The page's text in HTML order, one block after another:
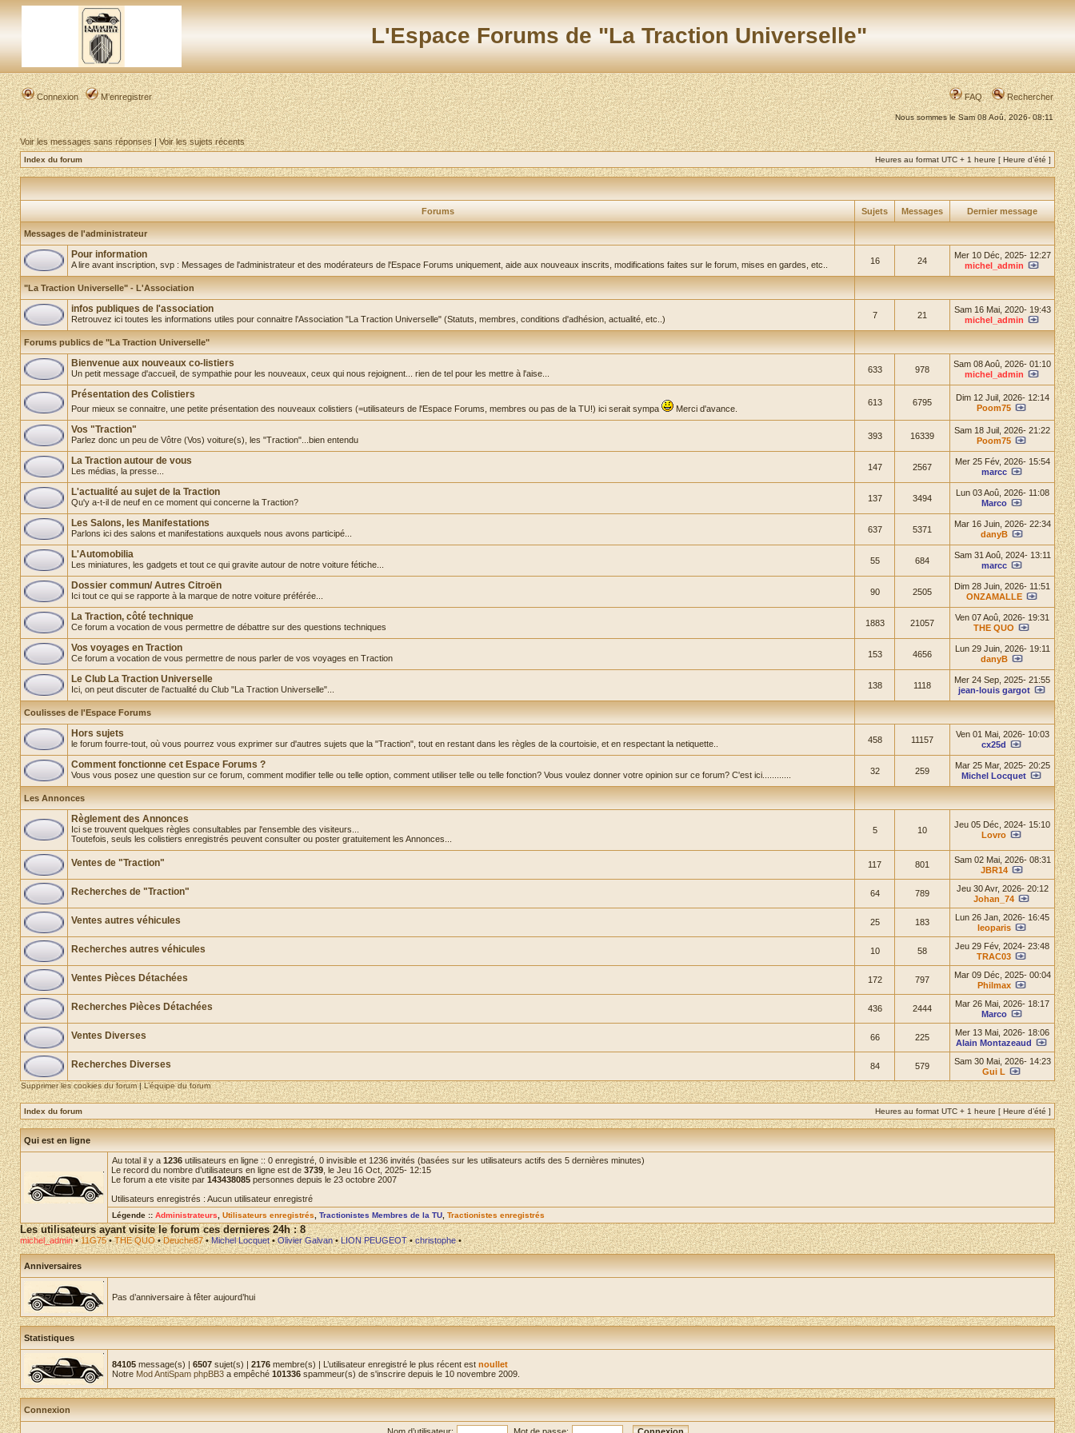
L'Espace Forums de "La Traction Universelle"
Connexion M’enregistrer FAQ Rechercher
Nous sommes le Sam 08 Aoû, 2026- 08:11
Voir les messages sans réponses|Voir les sujets récents
Index du forum Heures au format UTC + 1 heure [ Heure d’été ]
Forums Sujets Messages Dernier message
Messages de l'administrateur
Pour information
A lire avant inscription, svp : Messages de l'administrateur et des modérateurs de l'Espace Forums uniquement, aide aux nouveaux inscrits, modifications faites sur le forum, mises en gardes, etc.. 16 24
Mer 10 Déc, 2025- 12:27
michel_admin
"La Traction Universelle" - L'Association
infos publiques de l'association
Retrouvez ici toutes les informations utiles pour connaitre l'Association "La Traction Universelle" (Statuts, membres, conditions d'adhésion, actualité, etc..) 7 21
Sam 16 Mai, 2020- 19:43
michel_admin
Forums publics de "La Traction Universelle"
Bienvenue aux nouveaux co-listiers
Un petit message d'accueil, de sympathie pour les nouveaux, ceux qui nous rejoignent... rien de tel pour les mettre à l'aise... 633 978
Sam 08 Aoû, 2026- 01:10
michel_admin
Présentation des Colistiers
Pour mieux se connaitre, une petite présentation des nouveaux colistiers (=utilisateurs de l'Espace Forums, membres ou pas de la TU!) ici serait sympa Merci d'avance.
613 6795
Dim 12 Juil, 2026- 12:14
Poom75
Vos "Traction"
Parlez donc un peu de Vôtre (Vos) voiture(s), les "Traction"...bien entendu 393 16339
Sam 18 Juil, 2026- 21:22
Poom75
La Traction autour de vous
Les médias, la presse... 147 2567
Mer 25 Fév, 2026- 15:54
marcc
L'actualité au sujet de la Traction
Qu'y a-t-il de neuf en ce moment qui concerne la Traction? 137 3494
Lun 03 Aoû, 2026- 11:08
Marco
Les Salons, les Manifestations
Parlons ici des salons et manifestations auxquels nous avons participé... 637 5371
Mar 16 Juin, 2026- 22:34
danyB
L'Automobilia
Les miniatures, les gadgets et tout ce qui gravite autour de notre voiture fétiche... 55 684
Sam 31 Aoû, 2024- 13:11
marcc
Dossier commun/ Autres Citroën
Ici tout ce qui se rapporte à la marque de notre voiture préférée... 90 2505
Dim 28 Juin, 2026- 11:51
ONZAMALLE
La Traction, côté technique
Ce forum a vocation de vous permettre de débattre sur des questions techniques 1883 21057
Ven 07 Aoû, 2026- 19:31
THE QUO
Vos voyages en Traction
Ce forum a vocation de vous permettre de nous parler de vos voyages en Traction 153 4656
Lun 29 Juin, 2026- 19:11
danyB
Le Club La Traction Universelle
Ici, on peut discuter de l'actualité du Club "La Traction Universelle"... 138 1118
Mer 24 Sep, 2025- 21:55
jean-louis gargot
Coulisses de l'Espace Forums
Hors sujets
le forum fourre-tout, où vous pourrez vous exprimer sur d'autres sujets que la "Traction", tout en restant dans les règles de la courtoisie, et en respectant la netiquette.. 458 11157
Ven 01 Mai, 2026- 10:03
cx25d
Comment fonctionne cet Espace Forums ?
Vous vous posez une question sur ce forum, comment modifier telle ou telle option, comment utiliser telle ou telle fonction? Vous voulez donner votre opinion sur ce forum? C'est ici............ 32 259
Mar 25 Mar, 2025- 20:25
Michel Locquet
Les Annonces
Règlement des Annonces
Ici se trouvent quelques règles consultables par l'ensemble des visiteurs...
Toutefois, seuls les colistiers enregistrés peuvent consulter ou poster gratuitement les Annonces...
5 10
Jeu 05 Déc, 2024- 15:10
Lovro
Ventes de "Traction" 117 801
Sam 02 Mai, 2026- 08:31
JBR14
Recherches de "Traction" 64 789
Jeu 30 Avr, 2026- 20:12
Johan_74
Ventes autres véhicules 25 183
Lun 26 Jan, 2026- 16:45
leoparis
Recherches autres véhicules 10 58
Jeu 29 Fév, 2024- 23:48
TRAC03
Ventes Pièces Détachées 172 797
Mar 09 Déc, 2025- 00:04
Philmax
Recherches Pièces Détachées 436 2444
Mar 26 Mai, 2026- 18:17
Marco
Ventes Diverses 66 225
Mer 13 Mai, 2026- 18:06
Alain Montazeaud
Recherches Diverses 84 579
Sam 30 Mai, 2026- 14:23
Gui L
Supprimer les cookies du forum|L’équipe du forum
Index du forum Heures au format UTC + 1 heure [ Heure d’été ]
Qui est en ligne
Au total il y a 1236 utilisateurs en ligne :: 0 enregistré, 0 invisible et 1236 invités (basées sur les utilisateurs actifs des 5 dernières minutes)
Le record du nombre d’utilisateurs en ligne est de 3739 , le Jeu 16 Oct, 2025- 12:15
Le forum a ete visite par 143438085 personnes depuis le 23 octobre 2007
Utilisateurs enregistrés : Aucun utilisateur enregistré
Légende :: Administrateurs Utilisateurs enregistrés Tractionistes Membres de la TU Tractionistes enregistrés
Les utilisateurs ayant visite le forum ces dernieres 24h : 8
michel_admin•11G75•THE QUO•Deuche87•Michel Locquet•Olivier Galvan•LION PEUGEOT•christophe•
Anniversaires
Pas d’anniversaire à fêter aujourd’hui
Statistiques
84105 message(s) | 6507 sujet(s) | 2176 membre(s) | L’utilisateur enregistré le plus récent est noullet
Notre Mod AntiSpam phpBB3 a empêché 101336 spammeur(s) de s'inscrire depuis le 10 novembre 2009.
Connexion